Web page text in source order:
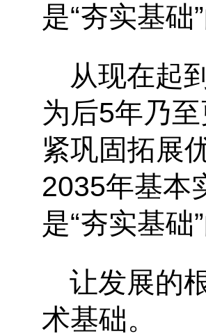
是“夯实基础
从现在起
为后5年乃
紧巩固拓展
2035年基本
是“夯实基础
让发展的
术基础。